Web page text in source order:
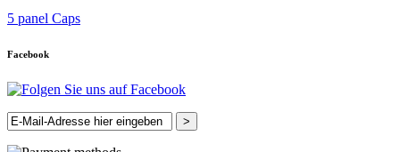
5 panel Caps
Facebook
>